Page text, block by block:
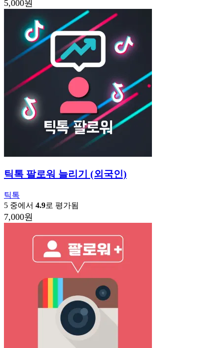
5,000원
틱톡 팔로워 늘리기 (외국인)
틱톡
5 중에서 4.9로 평가됨
7,000원